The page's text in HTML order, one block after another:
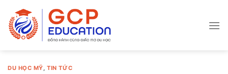
content
DU HỌC MỸ,TIN TỨC